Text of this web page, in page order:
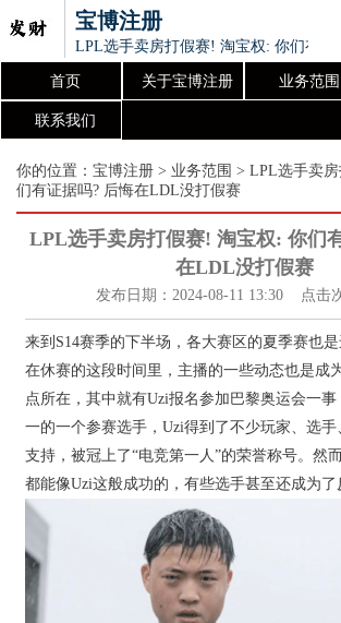
宝博注册
LPL选手卖房打假赛! 淘宝权: 你们有
首页 关于宝博注册 业务范围
联系我们
你的位置： 宝博注册 > 业务范围 > LPL选手卖
们有证据吗? 后悔在LDL没打假赛
LPL选手卖房打假赛! 淘宝权: 你们
在LDL没打假赛
发布日期：2024-08-11 13:30 点击
来到S14赛季的下半场，各大赛区的夏季赛也
在休赛的这段时间里，主播的一些动态也是成
点所在，其中就有Uzi报名参加巴黎奥运会一
一的一个参赛选手，Uzi得到了不少玩家、选
支持，被冠上了“电竞第一人”的荣誉称号。然
都能像Uzi这般成功的，有些选手甚至还成为了